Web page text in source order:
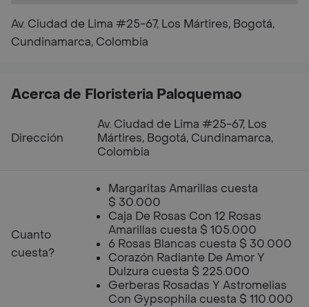
Av. Ciudad de Lima #25-67, Los Mártires, Bogotá,
Cundinamarca, Colombia
Acerca de Floristeria Paloquemao
Dirección
Av. Ciudad de Lima #25-67, Los
Mártires, Bogotá, Cundinamarca,
Colombia
Cuanto
cuesta?
Margaritas Amarillas cuesta
$ 30.000
Caja De Rosas Con 12 Rosas
Amarillas cuesta $ 105.000
6 Rosas Blancas cuesta $ 30.000
Corazón Radiante De Amor Y
Dulzura cuesta $ 225.000
Gerberas Rosadas Y Astromelias
Con Gypsophila cuesta $ 110.000